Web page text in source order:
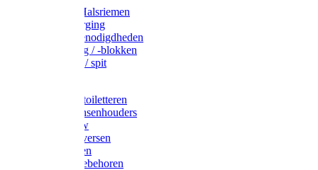
Halsters / Halsriemen
Hoefverzorging
Lammer benodigdheden
Ramdektuig / -blokken
Vastzetpen / spit
Poetsen & toiletteren
Zadel-/Trensenhouders
Halstertouw
Halsters diversen
Hoofdstellen
Zadel & toebehoren